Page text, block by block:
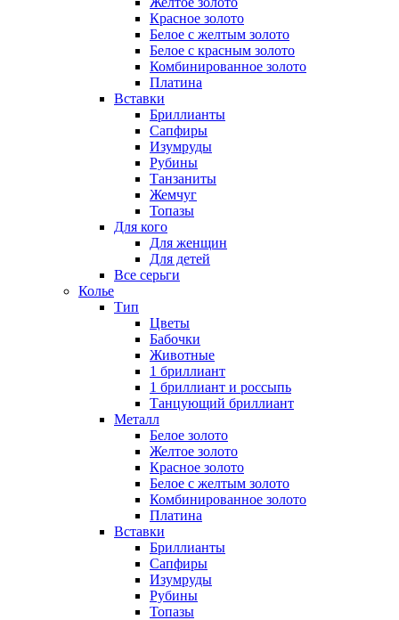
Красное золото
Белое с желтым золото
Белое с красным золото
Комбинированное золото
Платина
Вставки
Бриллианты
Сапфиры
Изумруды
Рубины
Танзаниты
Жемчуг
Топазы
Для кого
Для женщин
Для детей
Все серьги
Колье
Тип
Цветы
Бабочки
Животные
1 бриллиант
1 бриллиант и россыпь
Танцующий бриллиант
Металл
Белое золото
Желтое золото
Красное золото
Белое с желтым золото
Комбинированное золото
Платина
Вставки
Бриллианты
Сапфиры
Изумруды
Рубины
Топазы